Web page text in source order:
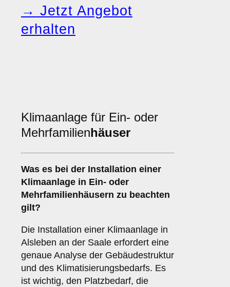
→ Jetzt Angebot
erhalten
Klimaanlage für Ein- oder
Mehrfamilienhäuser
Was es bei der Installation einer
Klimaanlage in Ein- oder
Mehrfamilienhäusern zu beachten
gilt?
Die Installation einer Klimaanlage in
Alsleben an der Saale erfordert eine
genaue Analyse der Gebäudestruktur
und des Klimatisierungsbedarfs. Es
ist wichtig, den Platzbedarf, die